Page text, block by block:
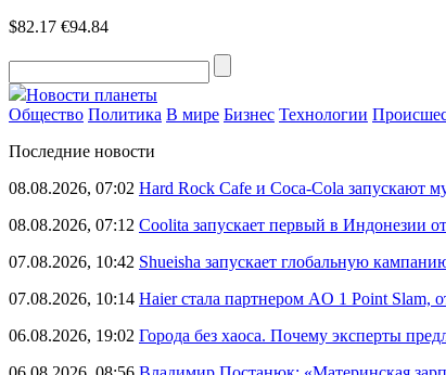
$82.17 €94.84
Новости планеты
Общество Политика В мире Бизнес Технологии
Последние новости
08.08.2026, 07:02 Hard Rock Cafe и Coca-Cola запускают
08.08.2026, 07:12 Coolita запускает первый в Индонезии
07.08.2026, 10:42 Shueisha запускает глобальную
07.08.2026, 10:14 Haier стала партнером AO 1 Point Slam,
06.08.2026, 19:02 Города без хаоса. Почему эксперты